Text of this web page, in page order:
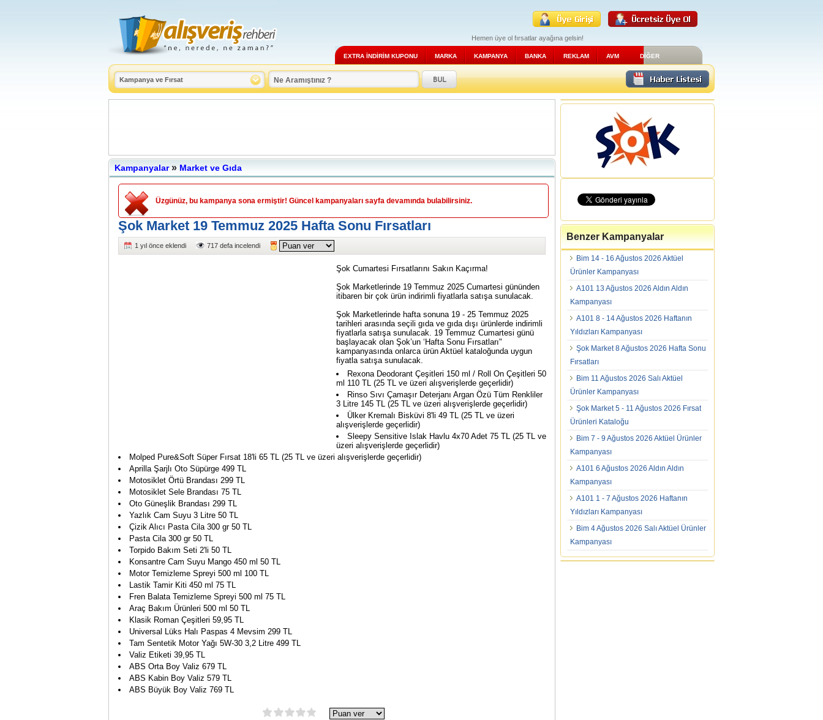
Hemen üye ol fırsatlar ayağına gelsin!
EXTRA İNDİRİM KUPONU MARKA KAMPANYA BANKA REKLAM AVM DİĞER
Kampanyalar» Market ve Gıda
Üzgünüz, bu kampanya sona ermiştir! Güncel kampanyaları sayfa devamında bulabilirsiniz.
Şok Market 19 Temmuz 2025 Hafta Sonu Fırsatları
1 yıl önce eklendi 717 defa incelendi
Şok Cumartesi Fırsatlarını Sakın Kaçırma!
Şok Marketlerinde 19 Temmuz 2025 Cumartesi gününden
itibaren bir çok ürün indirimli fiyatlarla satışa sunulacak.
Şok Marketlerinde hafta sonuna 19 - 25 Temmuz 2025
tarihleri arasında seçili gıda ve gıda dışı ürünlerde indirimli
fiyatlarla satışa sunulacak. 19 Temmuz Cumartesi günü
başlayacak olan Şok’un ‘Hafta Sonu Fırsatları"
kampanyasında onlarca ürün Aktüel kataloğunda uygun
fiyatla satışa sunulacak.
Rexona Deodorant Çeşitleri 150 ml / Roll On Çeşitleri 50
ml 110 TL (25 TL ve üzeri alışverişlerde geçerlidir)
Rinso Sıvı Çamaşır Deterjanı Argan Özü Tüm Renkliler
3 Litre 145 TL (25 TL ve üzeri alışverişlerde geçerlidir)
Ülker Kremalı Bisküvi 8'li 49 TL (25 TL ve üzeri
alışverişlerde geçerlidir)
Sleepy Sensitive Islak Havlu 4x70 Adet 75 TL (25 TL ve
üzeri alışverişlerde geçerlidir)
Molped Pure&Soft Süper Fırsat 18'li 65 TL (25 TL ve üzeri alışverişlerde geçerlidir)
Aprilla Şarjlı Oto Süpürge 499 TL
Motosiklet Örtü Brandası 299 TL
Motosiklet Sele Brandası 75 TL
Oto Güneşlik Brandası 299 TL
Yazlık Cam Suyu 3 Litre 50 TL
Çizik Alıcı Pasta Cila 300 gr 50 TL
Pasta Cila 300 gr 50 TL
Torpido Bakım Seti 2'li 50 TL
Konsantre Cam Suyu Mango 450 ml 50 TL
Motor Temizleme Spreyi 500 ml 100 TL
Lastik Tamir Kiti 450 ml 75 TL
Fren Balata Temizleme Spreyi 500 ml 75 TL
Araç Bakım Ürünleri 500 ml 50 TL
Klasik Roman Çeşitleri 59,95 TL
Universal Lüks Halı Paspas 4 Mevsim 299 TL
Tam Sentetik Motor Yağı 5W-30 3,2 Litre 499 TL
Valiz Etiketi 39,95 TL
ABS Orta Boy Valiz 679 TL
ABS Kabin Boy Valiz 579 TL
ABS Büyük Boy Valiz 769 TL
Benzer Kampanyalar
Bim 14 - 16 Ağustos 2026 Aktüel
Ürünler Kampanyası
A101 13 Ağustos 2026 Aldın Aldın
Kampanyası
A101 8 - 14 Ağustos 2026 Haftanın
Yıldızları Kampanyası
Şok Market 8 Ağustos 2026 Hafta Sonu
Fırsatları
Bim 11 Ağustos 2026 Salı Aktüel
Ürünler Kampanyası
Şok Market 5 - 11 Ağustos 2026 Fırsat
Ürünleri Kataloğu
Bim 7 - 9 Ağustos 2026 Aktüel Ürünler
Kampanyası
A101 6 Ağustos 2026 Aldın Aldın
Kampanyası
A101 1 - 7 Ağustos 2026 Haftanın
Yıldızları Kampanyası
Bim 4 Ağustos 2026 Salı Aktüel Ürünler
Kampanyası